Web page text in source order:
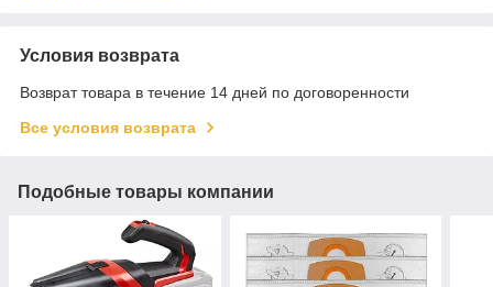
Условия возврата
Возврат товара в течение 14 дней по договоренности
Все условия возврата
Подобные товары компании